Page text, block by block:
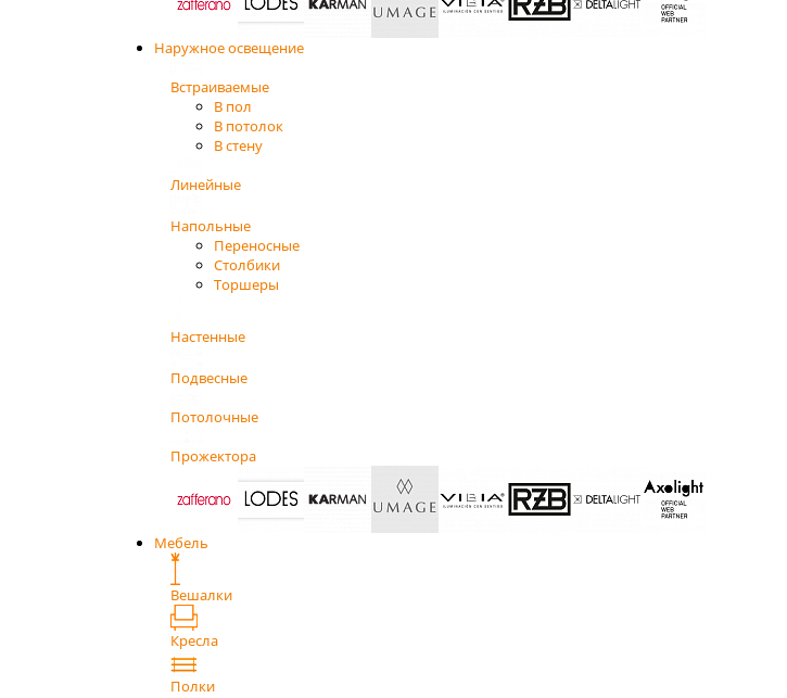
Наружное освещение
Встраиваемые
В пол
В потолок
В стену
Линейные
Напольные
Переносные
Столбики
Торшеры
Настенные
Подвесные
Потолочные
Прожектора
Мебель
Вешалки
Кресла
Полки